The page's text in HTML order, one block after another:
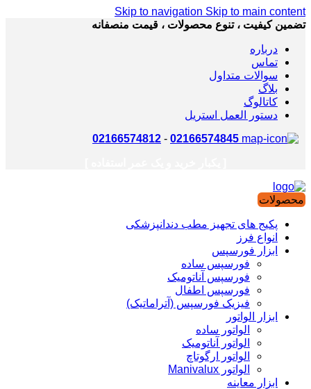
Skip to navigation Skip to main content
تضمین کیفیت ، تنوع محصولات ، قیمت منصفانه
درباره
تماس
سوالات متداول
بلاگ
کاتالوگ
دستور العمل استریل
02166574845
-
02166574812
محصولات
پکیج های تجهیز مطب دندانپزشکی
انواع فرز
ابزار فورسپس
فورسپس ساده
فورسپس آناتومیک
فورسپس اطفال
فیزیک فورسپس (آتراماتیک)
ابزار الواتور
الواتور ساده
الواتور آناتومیک
الواتور ارگوتاچ
الواتور Manivalux
ابزار معاینه